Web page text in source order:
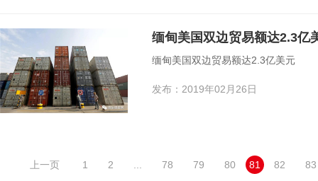
缅甸美国双边贸易额达2.3亿
缅甸美国双边贸易额达2.3亿美元
发布：2019年02月26日
上一页 1 2 78 79 80 81 82 83